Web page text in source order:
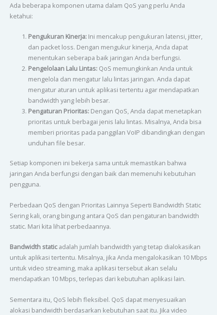
Ada beberapa komponen utama dalam QoS yang perlu Anda
ketahui:
Pengukuran Kinerja:Ini mencakup pengukuran latensi, jitter,
dan packet loss. Dengan mengukur kinerja, Anda dapat
menentukan seberapa baik jaringan Anda berfungsi.
Pengelolaan Lalu Lintas:QoS memungkinkan Anda untuk
mengelola dan mengatur lalu lintas jaringan. Anda dapat
mengatur aturan untuk aplikasi tertentu agar mendapatkan
bandwidth yang lebih besar.
Pengaturan Prioritas:Dengan QoS, Anda dapat menetapkan
prioritas untuk berbagai jenis lalu lintas. Misalnya, Anda bisa
memberi prioritas pada panggilan VoIP dibandingkan dengan
unduhan file besar.
Setiap komponen ini bekerja sama untuk memastikan bahwa
jaringan Anda berfungsi dengan baik dan memenuhi kebutuhan
pengguna.
Perbedaan QoS dengan Prioritas Lainnya Seperti Bandwidth Static
Sering kali, orang bingung antara QoS dan pengaturan bandwidth
static. Mari kita lihat perbedaannya.
Bandwidth staticadalah jumlah bandwidth yang tetap dialokasikan
untuk aplikasi tertentu. Misalnya, jika Anda mengalokasikan 10 Mbps
untuk video streaming, maka aplikasi tersebut akan selalu
mendapatkan 10 Mbps, terlepas dari kebutuhan aplikasi lain.
Sementara itu, QoS lebih fleksibel. QoS dapat menyesuaikan
alokasi bandwidth berdasarkan kebutuhan saat itu. Jika video